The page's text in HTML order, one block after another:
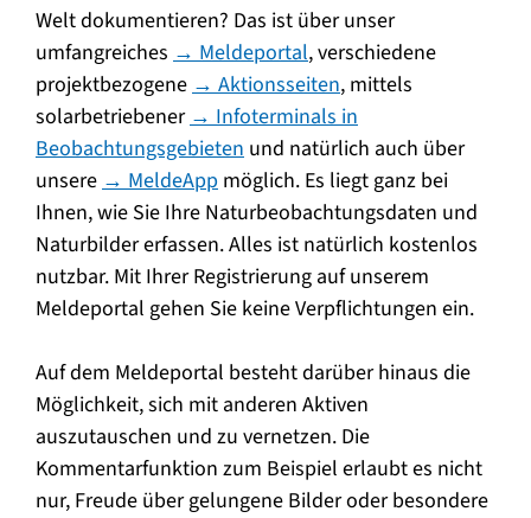
Welt dokumentieren? Das ist über unser
umfangreiches → Meldeportal, verschiedene
projektbezogene→ Aktionsseiten, mittels
solarbetriebener→ Infoterminals in
Beobachtungsgebieten und natürlich auch über
unsere→ MeldeApp möglich. Es liegt ganz bei
Ihnen, wie Sie Ihre Naturbeobachtungsdaten und
Naturbilder erfassen. Alles ist natürlich kostenlos
nutzbar. Mit Ihrer Registrierung auf unserem
Meldeportal gehen Sie keine Verpflichtungen ein.
Auf dem Meldeportal besteht darüber hinaus die
Möglichkeit, sich mit anderen Aktiven
auszutauschen und zu vernetzen. Die
Kommentarfunktion zum Beispiel erlaubt es nicht
nur, Freude über gelungene Bilder oder besondere